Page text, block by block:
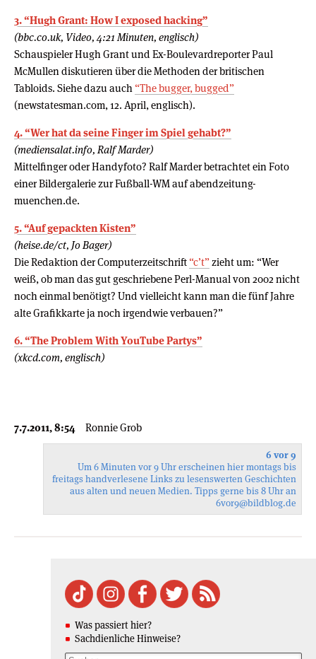
3. “Hugh Grant: How I exposed hacking”
(bbc.co.uk, Video, 4:21 Minuten, englisch)
Schauspieler Hugh Grant und Ex-Boulevardreporter Paul
McMullen diskutieren über die Methoden der britischen
Tabloids. Siehe dazu auch “The bugger, bugged”
(newstatesman.com, 12. April, englisch).
4. “Wer hat da seine Finger im Spiel gehabt?”
(mediensalat.info, Ralf Marder)
Mittelfinger oder Handyfoto? Ralf Marder betrachtet ein Foto
einer Bildergalerie zur Fußball-WM auf abendzeitung-
muenchen.de.
5. “Auf gepackten Kisten”
(heise.de/ct, Jo Bager)
Die Redaktion der Computerzeitschrift “c’t” zieht um: “Wer
weiß, ob man das gut geschriebene Perl-Manual von 2002 nicht
noch einmal benötigt? Und vielleicht kann man die fünf Jahre
alte Grafikkarte ja noch irgendwie verbauen?”
6. “The Problem With YouTube Partys”
(xkcd.com, englisch)
7.7.2011, 8:54 Ronnie Grob
6 vor 9
Um 6 Minuten vor 9 Uhr erscheinen hier montags bis
freitags handverlesene Links zu lesenswerten Geschichten
aus alten und neuen Medien. Tipps gerne bis 8 Uhr an
6vor9@bildblog.de
Was passiert hier?
Sachdienliche Hinweise?